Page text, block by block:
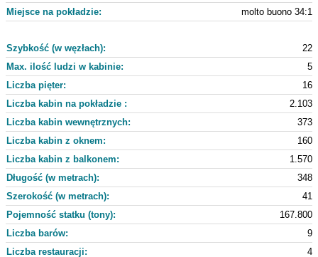
Miejsce na pokładzie:
molto buono 34:1
22
Szybkość (w węzłach):
5
Max. ilość ludzi w kabinie:
Liczba pięter:
16
Liczba kabin na pokładzie :
2.103
Liczba kabin wewnętrznych:
373
Liczba kabin z oknem:
160
Liczba kabin z balkonem:
1.570
Długość (w metrach):
348
Szerokość (w metrach):
41
Pojemność statku (tony):
167.800
Liczba barów:
9
Liczba restauracji:
4